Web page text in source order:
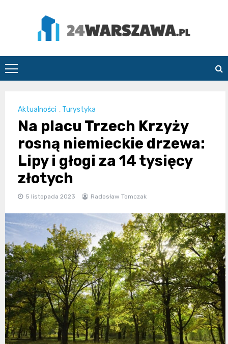
24Warszawa.pl
Aktualności , Turystyka
Na placu Trzech Krzyży
rosną niemieckie drzewa:
Lipy i głogi za 14 tysięcy
złotych
5 listopada 2023 Radosław Tomczak